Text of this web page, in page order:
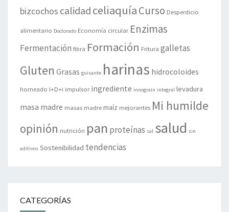
bizcochos calidad celiaquíaCurso Desperdicio
alimentario Doctorado Economía circular Enzimas
Fermentación fibra Formación Fritura galletas
Gluten Grasas guisante harinas hidrocoloides
horneado I+D+i impulsor ingrediente innograin integral levadura
masa madre masas madremaíz mejorantes Mi humilde
opinión nutrición pan proteínas sal salud sin
aditivos Sostenibilidad tendencias
CATEGORÍAS